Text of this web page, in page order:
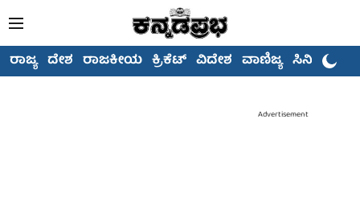
ರಾಜ್ಯ ದೇಶ ರಾಜಕೀಯ ಕ್ರಿಕೆಟ್ ವಿದೇಶ ವಾಣಿಜ್ಯ ಸಿನಿಮಾ
Advertisement